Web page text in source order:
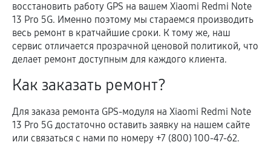
восстановить работу GPS на вашем Xiaomi Redmi Note
13 Pro 5G. Именно поэтому мы стараемся производить
весь ремонт в кратчайшие сроки. К тому же, наш
сервис отличается прозрачной ценовой политикой, что
делает ремонт доступным для каждого клиента.
Как заказать ремонт?
Для заказа ремонта GPS-модуля на Xiaomi Redmi Note
13 Pro 5G достаточно оставить заявку на нашем сайте
или связаться с нами по номеру +7 (800) 100-47-62.